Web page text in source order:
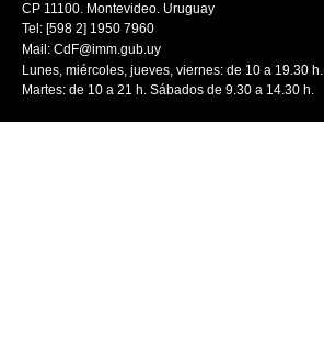
CP 11100. Montevideo. Uruguay
Tel: [598 2] 1950 7960
Mail: CdF@imm.gub.uy
Lunes, miércoles, jueves, viernes: de 10 a 19.30 h.
Martes: de 10 a 21 h. Sábados de 9.30 a 14.30 h.